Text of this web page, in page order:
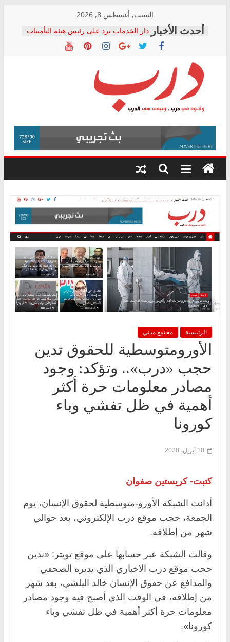
content
السبت, أغسطس 8, 2026
دار الخدمات ترد على رئيس هيئة التأمينات
بعد مؤتمره الصحفي: إنكار الأزمة لا ينهي
معاناة أصحاب المعاشات.. ونطالب بكشف
فرحات سليمان يكتب: القطاع الصحي إلى
أين؟
حزب التحالف الشعبي يطلق لجنة “الحق
في الصحة” بالإسكندرية لرصد الانتهاكات
ودعم المرضى
الوزاري لمدينة الصحفيين.. وانتهاء أعمال
إنشاء المبنى الإداري
المجلس القومي لحقوق الإنسان يعلن
متابعة قضية الدكتور محمد زهران.. ويؤكد:
قرينة البراءة وضمانات المحاكمة العادلة
درب
وأتوه
درب..
وتبقى
هي
الرئيسية مجتمع مدني
الأورومتوسطية للحقوق تدين
حجب «درب».. وتؤكد: وجود
مصادر معلومات حرة أكثر
أهمية في ظل تفشي وباء
كورونا
10 أبريل، 2020
كتبت- كريستين صفوان
أدانت الشبكة الأورو-متوسطية لحقوق الإنسان، يوم
الجمعة، حجب موقع درب الإلكتروني، بعد حوالي
شهر من إطلاقه.
وقالت الشبكة عبر حسابها على موقع تويتر: «ندين
حجب موقع درب الاخباري الذي يديره الصحفي
والمدافع عن حقوق الإنسان خالد البلشي، بعد شهر
من إطلاقه، في الوقت الذي أصبح فيه وجود مصادر
معلومات حرة أكثر أهمية في ظل تفشي وباء
كورونا».